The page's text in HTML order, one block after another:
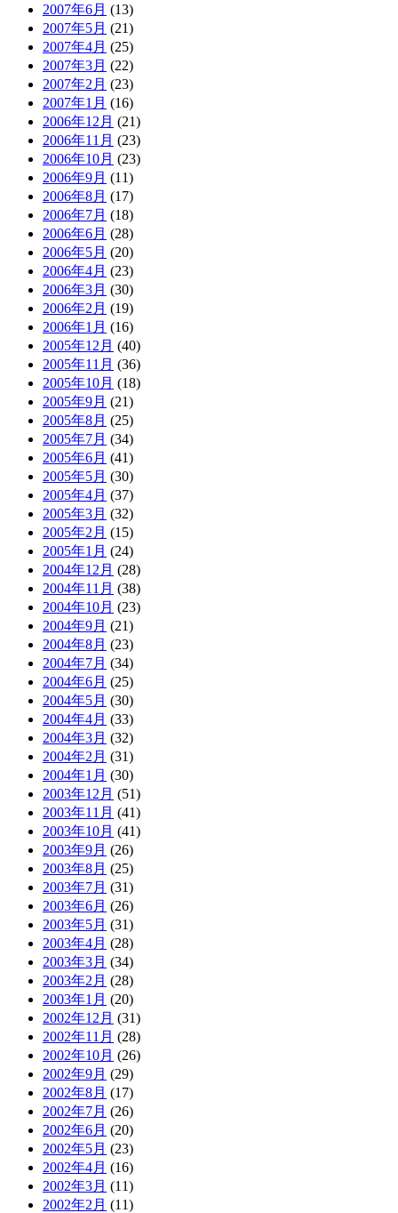
2007年6月 (13)
2007年5月 (21)
2007年4月 (25)
2007年3月 (22)
2007年2月 (23)
2007年1月 (16)
2006年12月 (21)
2006年11月 (23)
2006年10月 (23)
2006年9月 (11)
2006年8月 (17)
2006年7月 (18)
2006年6月 (28)
2006年5月 (20)
2006年4月 (23)
2006年3月 (30)
2006年2月 (19)
2006年1月 (16)
2005年12月 (40)
2005年11月 (36)
2005年10月 (18)
2005年9月 (21)
2005年8月 (25)
2005年7月 (34)
2005年6月 (41)
2005年5月 (30)
2005年4月 (37)
2005年3月 (32)
2005年2月 (15)
2005年1月 (24)
2004年12月 (28)
2004年11月 (38)
2004年10月 (23)
2004年9月 (21)
2004年8月 (23)
2004年7月 (34)
2004年6月 (25)
2004年5月 (30)
2004年4月 (33)
2004年3月 (32)
2004年2月 (31)
2004年1月 (30)
2003年12月 (51)
2003年11月 (41)
2003年10月 (41)
2003年9月 (26)
2003年8月 (25)
2003年7月 (31)
2003年6月 (26)
2003年5月 (31)
2003年4月 (28)
2003年3月 (34)
2003年2月 (28)
2003年1月 (20)
2002年12月 (31)
2002年11月 (28)
2002年10月 (26)
2002年9月 (29)
2002年8月 (17)
2002年7月 (26)
2002年6月 (20)
2002年5月 (23)
2002年4月 (16)
2002年3月 (11)
2002年2月 (11)